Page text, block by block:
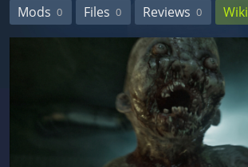
Mods 0 Files 0 Reviews 0 Wiki